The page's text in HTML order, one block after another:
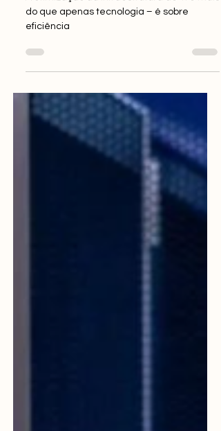
A otimização da infraestrutura de TI é mais
eficiência